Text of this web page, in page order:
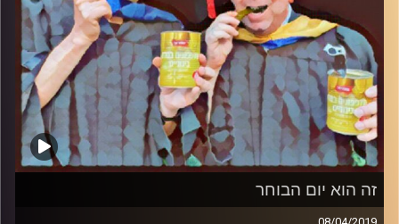
זה הוא יום הבוחר